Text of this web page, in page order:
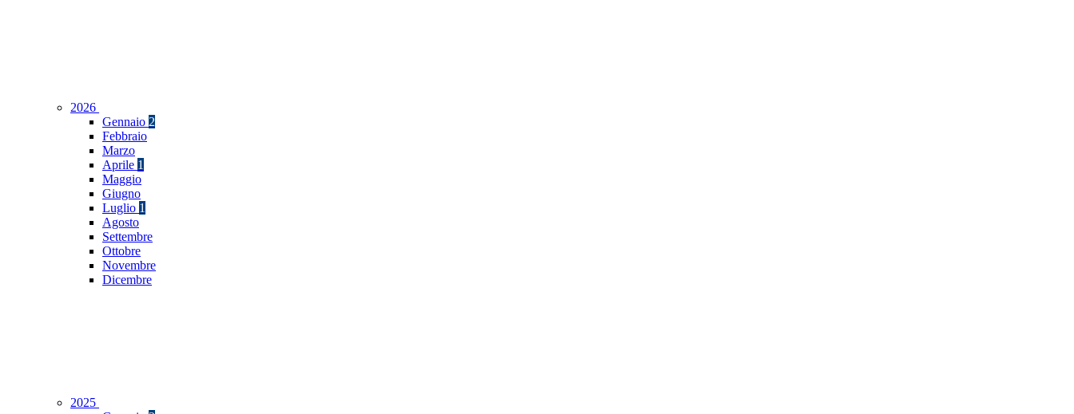
2026
Gennaio 2
Febbraio
Marzo
Aprile 1
Maggio
Giugno
Luglio 1
Agosto
Settembre
Ottobre
Novembre
Dicembre
2025